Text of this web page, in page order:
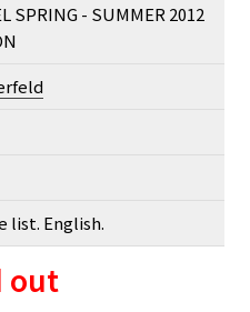
SPRING - SUMMER 2012
list. English.
out